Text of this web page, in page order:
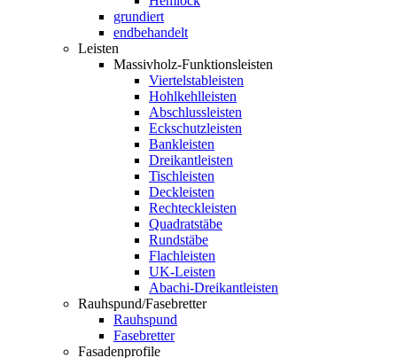
grundiert
endbehandelt
Leisten
Massivholz-Funktionsleisten
Viertelstableisten
Hohlkehlleisten
Abschlussleisten
Eckschutzleisten
Bankleisten
Dreikantleisten
Tischleisten
Deckleisten
Rechteckleisten
Quadratstäbe
Rundstäbe
Flachleisten
UK-Leisten
Abachi-Dreikantleisten
Rauhspund/Fasebretter
Rauhspund
Fasebretter
Fasadenprofile